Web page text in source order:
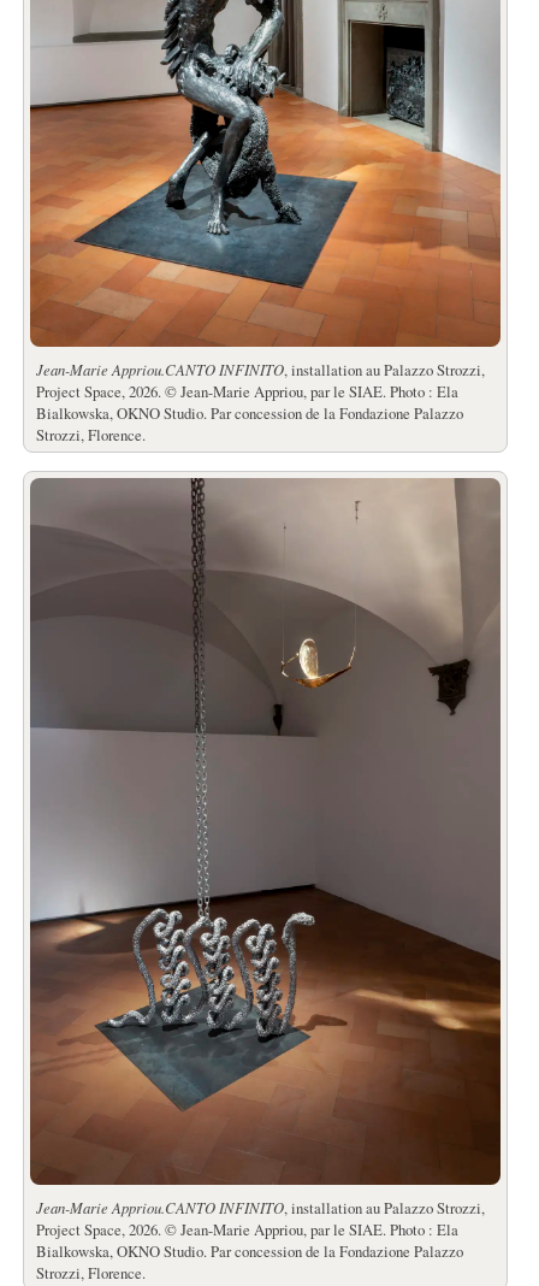
Jean-Marie Appriou.CANTO INFINITO, installation au Palazzo Strozzi,
Project Space, 2026. © Jean-Marie Appriou, par le SIAE. Photo : Ela
Bialkowska, OKNO Studio. Par concession de la Fondazione Palazzo
Strozzi, Florence.
Jean-Marie Appriou.CANTO INFINITO, installation au Palazzo Strozzi,
Project Space, 2026. © Jean-Marie Appriou, par le SIAE. Photo : Ela
Bialkowska, OKNO Studio. Par concession de la Fondazione Palazzo
Strozzi, Florence.